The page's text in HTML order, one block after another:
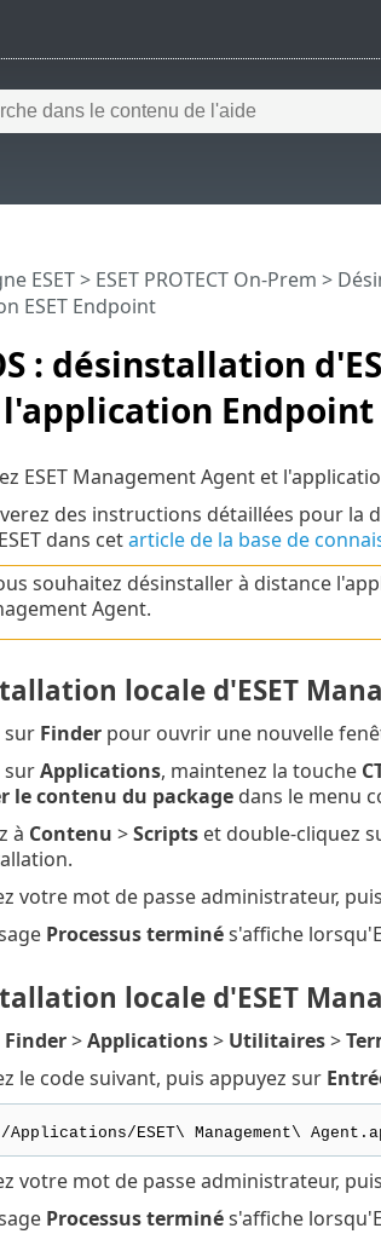
: désinstallation
Endpoint
ESET> ESET PROTECT On-Prem >
ESET Endpoint
ESET Management Agent et
des instructions détaillées pour la
dans cetarticle de la base de
souhaitez désinstaller à distance
Agent.
locale d'ESET
sur Finderpour ouvrir une nouvelle
surApplications, maintenez la touche
le contenu du packagedans le menu
à Contenu >Scriptset double-cliquez
votre mot de passe administrateur,
Processus terminés'affiche
locale d'ESET
Finder>Applications> Utilitaires>
le code suivant, puis appuyez sur
/Applications/ESET\ Management\
votre mot de passe administrateur,
Processus terminés'affiche